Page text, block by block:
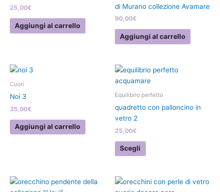
25,00€
Aggiungi al carrello
di Murano collezione Avamare
90,00€
Aggiungi al carrello
Cuori
Noi 3
35,00€
Aggiungi al carrello
Equilibrio perfetto
quadretto con palloncino in
vetro 2
25,00€
Scegli
Questo
prodotto
ha
varianti.
essere
nella